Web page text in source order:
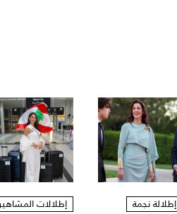
إطلالة نجمة
إطلالات